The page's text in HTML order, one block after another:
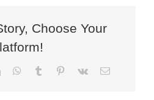
Choose Your
LinkedInWhatsApp
Tumblr Pinterest
Vk